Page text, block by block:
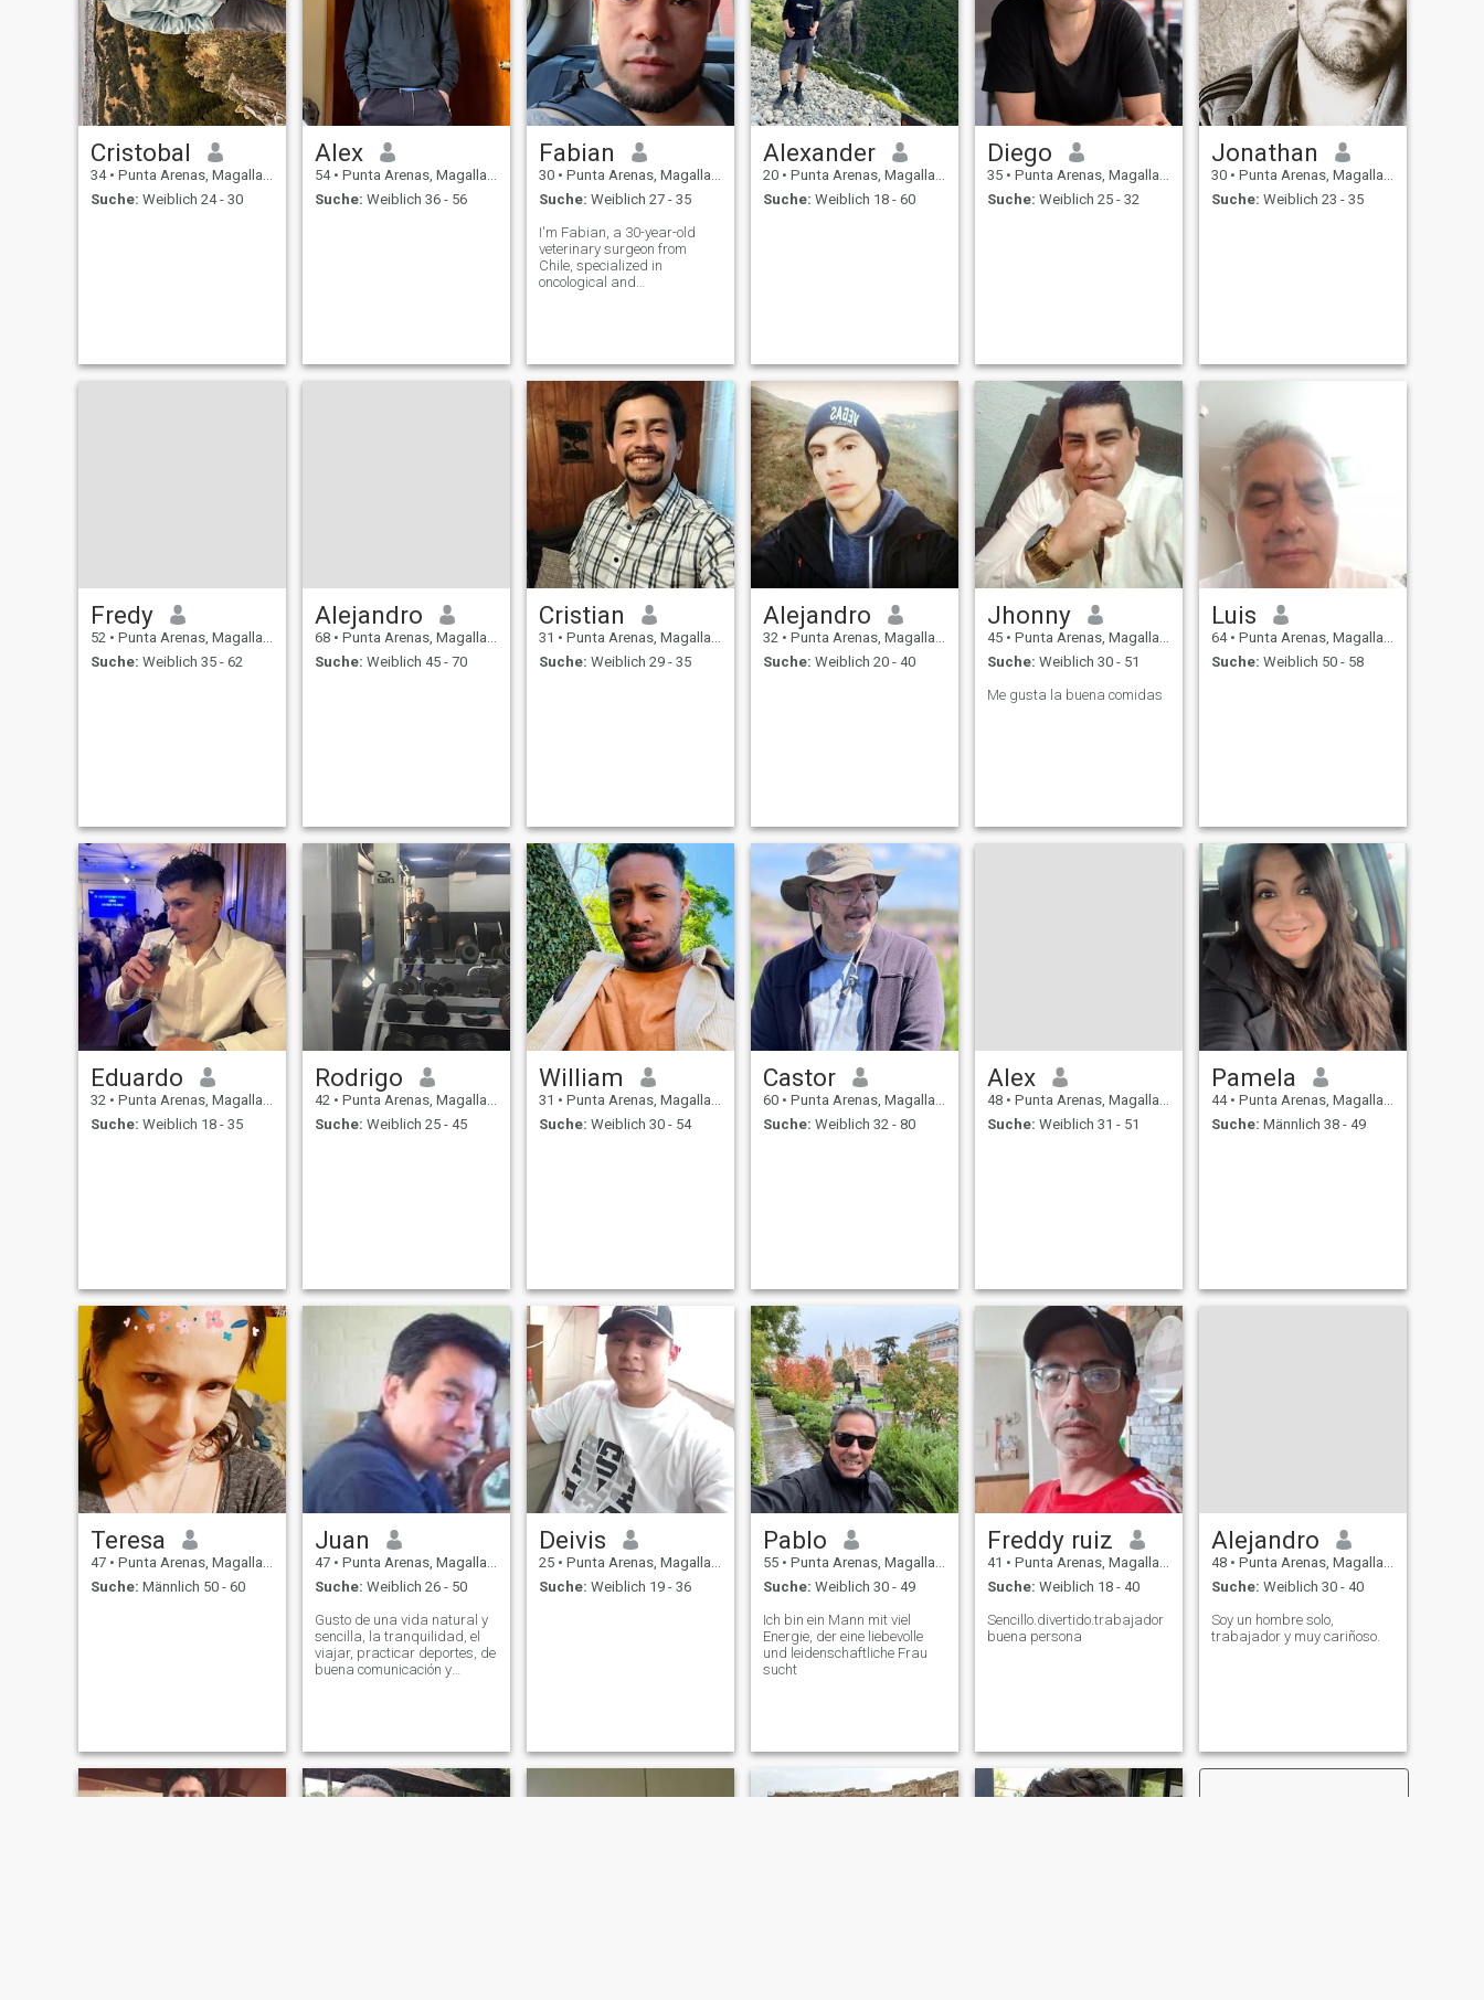
Cristobal
34 • Punta Arenas, Magallanes, Chile
Suche: Weiblich 24 - 30
Alex
54 • Punta Arenas, Magallanes, Chile
Suche: Weiblich 36 - 56
Fabian
30 • Punta Arenas, Magallanes, Chile
Suche: Weiblich 27 - 35
I'm Fabian, a 30-year-old
veterinary surgeon from
Chile, specialized in
oncological and
enjoy. Outside the clinic, I stay
active through swimming
and
Alexander
20 • Punta Arenas, Magallanes, Chile
Suche: Weiblich 18 - 60
Diego
35 • Punta Arenas, Magallanes, Chile
Suche: Weiblich 25 - 32
Jonathan
30 • Punta Arenas, Magallanes, Chile
Suche: Weiblich 23 - 35
Fredy
52 • Punta Arenas, Magallanes, Chile
Suche: Weiblich 35 - 62
Alejandro
68 • Punta Arenas, Magallanes, Chile
Suche: Weiblich 45 - 70
Cristian
31 • Punta Arenas, Magallanes, Chile
Suche: Weiblich 29 - 35
Alejandro
32 • Punta Arenas, Magallanes, Chile
Suche: Weiblich 20 - 40
Jhonny
45 • Punta Arenas, Magallanes, Chile
Suche: Weiblich 30 - 51
Me gusta la buena comidas
Luis
64 • Punta Arenas, Magallanes, Chile
Suche: Weiblich 50 - 58
Eduardo
32 • Punta Arenas, Magallanes, Chile
Suche: Weiblich 18 - 35
Rodrigo
42 • Punta Arenas, Magallanes, Chile
Suche: Weiblich 25 - 45
William
31 • Punta Arenas, Magallanes, Chile
Suche: Weiblich 30 - 54
Castor
60 • Punta Arenas, Magallanes, Chile
Suche: Weiblich 32 - 80
Alex
48 • Punta Arenas, Magallanes, Chile
Suche: Weiblich 31 - 51
Pamela
44 • Punta Arenas, Magallanes, Chile
Suche: Männlich 38 - 49
Teresa
47 • Punta Arenas, Magallanes, Chile
Suche: Männlich 50 - 60
Juan
47 • Punta Arenas, Magallanes, Chile
Suche: Weiblich 26 - 50
Gusto de una vida natural y
sencilla, la tranquilidad, el
viajar, practicar deportes, de
buena comunicación y
Deivis
25 • Punta Arenas, Magallanes, Chile
Suche: Weiblich 19 - 36
Pablo
55 • Punta Arenas, Magallanes, Chile
Suche: Weiblich 30 - 49
Ich bin ein Mann mit viel
Energie, der eine liebevolle
und leidenschaftliche Frau
sucht
Freddy ruiz
41 • Punta Arenas, Magallanes, Chile
Suche: Weiblich 18 - 40
Sencillo.divertido.trabajador
buena persona
Alejandro
48 • Punta Arenas, Magallanes, Chile
Suche: Weiblich 30 - 40
Soy un hombre solo,
trabajador y muy cariñoso.